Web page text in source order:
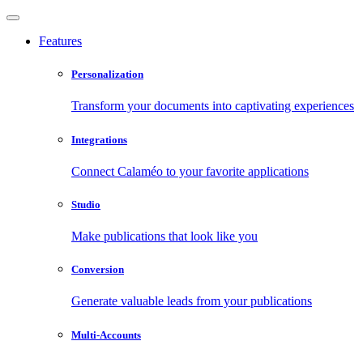
Features
Personalization
Transform your documents into captivating experiences
Integrations
Connect Calaméo to your favorite applications
Studio
Make publications that look like you
Conversion
Generate valuable leads from your publications
Multi-Accounts